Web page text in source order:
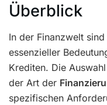
Überblick
In der Finanzwelt
essenzieller
Krediten. Die
der Art der
spezifischen